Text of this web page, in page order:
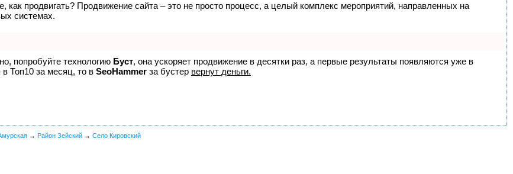
как продвигать? Продвижение сайта – это не просто процесс, а целый комплекс мероприятий, направленных на
системах.
попробуйте технологию Буст, она ускоряет продвижение в десятки раз, а первые результаты появляются уже в
Топ10 за месяц, то в SeoHammer за бустер вернут деньги.
→ Район Зейский → Село Кировский